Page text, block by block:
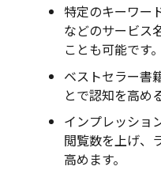
特定のキーワー
などのサービス
ことも可能です。
ベストセラー書
とで認知を高め
インプレッショ
閲覧数を上げ、
高めます。